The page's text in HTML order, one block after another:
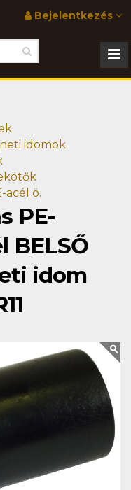
Bejelentkezés
idomok
acél ö.
PE-
BELSŐ
idom